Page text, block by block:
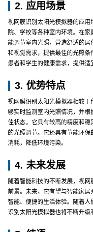
2. 应用场景
视网膜识别太阳光模拟器的应
院、学校等各种室内环境。在
能调节室内光照，营造舒适的
和视觉需求，提供最佳的光照
患者和学生的健康需求，提供适
3. 优势特点
视网膜识别太阳光模拟器相较
够实时监测室内光照情况，并
佳状态。它具有较高的精度和
的光照调节。它还具有节能环
消耗，降低环境污染。
4. 未来发展
随着智能科技的不断发展，视
前景。未来，它有望与智能家
智能、便捷的生活体验。随着
识别太阳光模拟器也将不断升级